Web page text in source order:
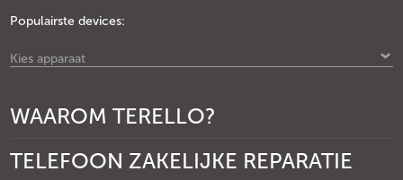
Populairste devices:
Kies apparaat
WAAROM TERELLO?
TELEFOON ZAKELIJKE REPARATIE